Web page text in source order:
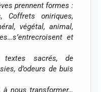
prennent formes :
Coffrets oniriques,
végétal, animal,
et
sacrés, de
d’odeurs de buis
nous transformer…